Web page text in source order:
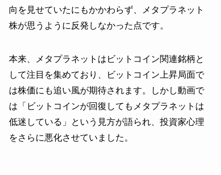
向を見せていたにもかかわらず、メタプラネット
株が思うように反発しなかった点です。
本来、メタプラネットはビットコイン関連銘柄と
して注目を集めており、ビットコイン上昇局面で
は株価にも追い風が期待されます。しかし動画で
は「ビットコインが回復してもメタプラネットは
低迷している」という見方が語られ、投資家心理
をさらに悪化させていました。